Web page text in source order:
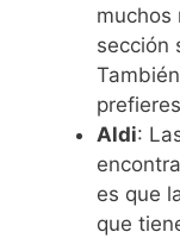
muchos
sección
Aldi:
es que
que